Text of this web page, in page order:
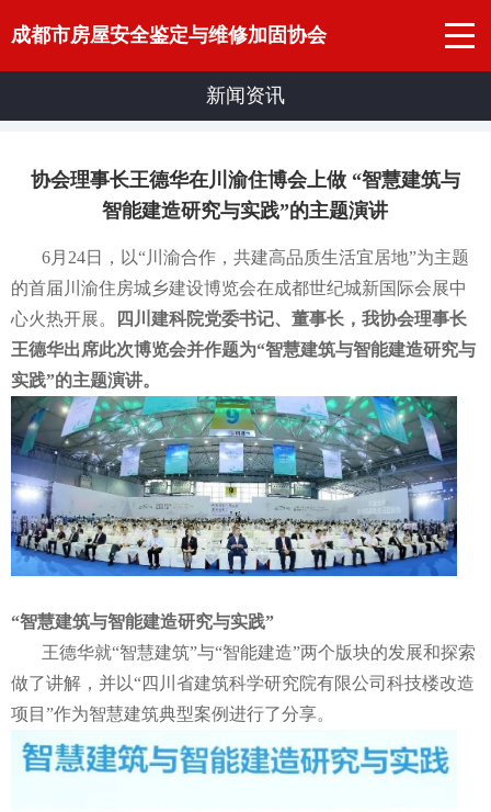
成都市房屋安全鉴定与维修加固协会
新闻资讯
协会理事长王德华在川渝住博会上做 “智慧建筑与
智能建造研究与实践”的主题演讲
6月24日，以“川渝合作，共建高品质生活宜居地”为主题
的首届川渝住房城乡建设博览会在成都世纪城新国际会展中
心火热开展。
四川建科院党委书记、董事长，我协会理事长
王德华出席此次博览会并作题为“智慧建筑与智能建造研究与
实践”的主题演讲。
“智慧建筑与智能建造研究与实践”
王德华就“智慧建筑”与“智能建造”两个版块的发展和探索
做了讲解，并以“四川省建筑科学研究院有限公司科技楼改造
项目”作为智慧建筑典型案例进行了分享。